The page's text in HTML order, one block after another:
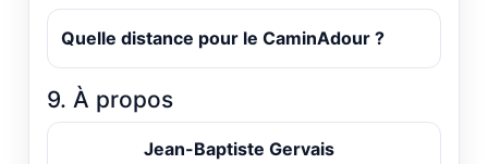
Quelle distance pour le CaminAdour ?
9. À propos
Jean-Baptiste Gervais